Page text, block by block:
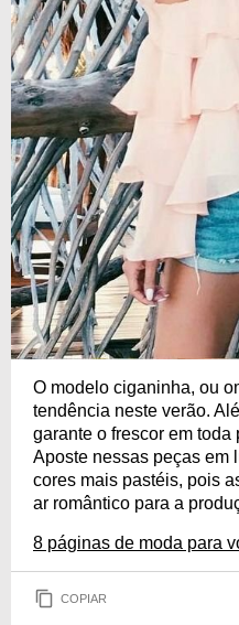
O modelo ciganinha, ou
tendência neste verão.
garante o frescor em toda
Aposte nessas peças em
cores mais pastéis, pois
ar romântico para a
8 páginas de moda para
COPIAR